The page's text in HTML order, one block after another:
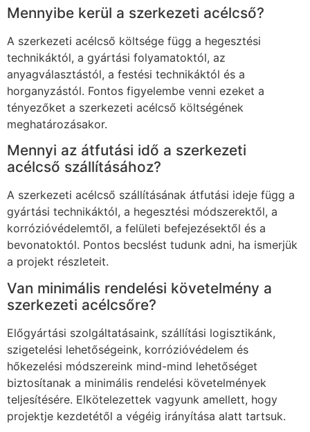
Mennyibe kerül a szerkezeti acélcső?
A szerkezeti acélcső költsége függ a hegesztési
technikáktól, a gyártási folyamatoktól, az
anyagválasztástól, a festési technikáktól és a
horganyzástól. Fontos figyelembe venni ezeket a
tényezőket a szerkezeti acélcső költségének
meghatározásakor.
Mennyi az átfutási idő a szerkezeti
acélcső szállításához?
A szerkezeti acélcső szállításának átfutási ideje függ a
gyártási technikáktól, a hegesztési módszerektől, a
korrózióvédelemtől, a felületi befejezésektől és a
bevonatoktól. Pontos becslést tudunk adni, ha ismerjük
a projekt részleteit.
Van minimális rendelési követelmény a
szerkezeti acélcsőre?
Előgyártási szolgáltatásaink, szállítási logisztikánk,
szigetelési lehetőségeink, korrózióvédelem és
hőkezelési módszereink mind-mind lehetőséget
biztosítanak a minimális rendelési követelmények
teljesítésére. Elkötelezettek vagyunk amellett, hogy
projektje kezdetétől a végéig irányítása alatt tartsuk.